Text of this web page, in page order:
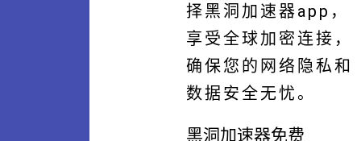
择黑洞加速器app，
享受全球加密连接，
确保您的网络隐私和
数据安全无忧。
黑洞加速器免费